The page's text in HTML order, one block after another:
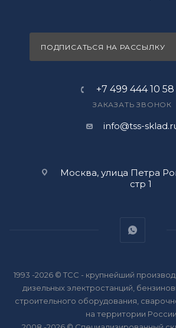
ПОДПИСАТЬСЯ НА РАССЫЛКУ
+7 499 444 10 58
ЗАКАЗАТЬ ЗВОНОК
info@tss-
Москва, улица Петра
стр 1
1993 -2026 © ТСС - крупнейший
дизельных электростанций,
строительного оборудования,
на территории России.